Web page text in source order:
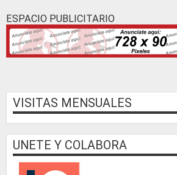
ESPACIO PUBLICITARIO
VISITAS MENSUALES
UNETE Y COLABORA